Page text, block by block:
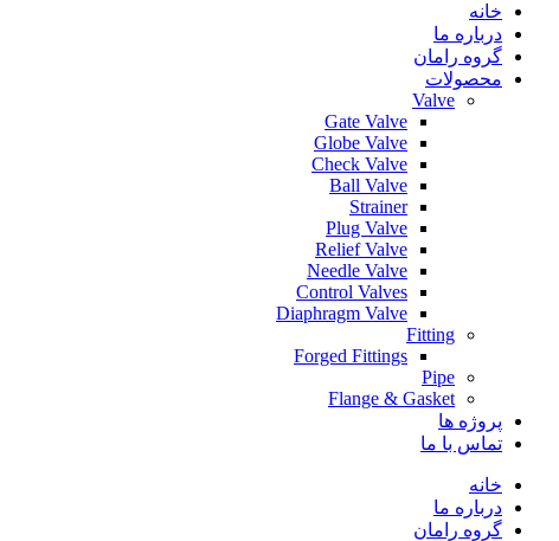
خانه
درباره ما
گروه رامان
محصولات
Valve
Gate Valve
Globe Valve
Check Valve
Ball Valve
Strainer
Plug Valve
Relief Valve
Needle Valve
Control Valves
Diaphragm Valve
Fitting
Forged Fittings
Pipe
Flange & Gasket
پروژه ها
تماس با ما
خانه
درباره ما
گروه رامان